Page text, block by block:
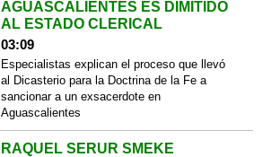
AGUASCALIENTES ES DIMITIDO
AL ESTADO CLERICAL
03:09
Especialistas explican el proceso que llevó
al Dicasterio para la Doctrina de la Fe a
sancionar a un exsacerdote en
Aguascalientes
RAQUEL SERUR SMEKE